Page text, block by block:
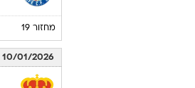
מחזור 19
10/01/2026